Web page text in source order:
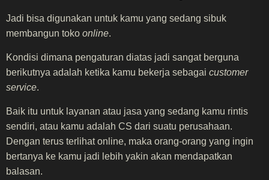
Jadi bisa digunakan untuk kamu yang sedang sibuk
membangun toko online.
Kondisi dimana pengaturan diatas jadi sangat berguna
berikutnya adalah ketika kamu bekerja sebagai customer
service.
Baik itu untuk layanan atau jasa yang sedang kamu rintis
sendiri, atau kamu adalah CS dari suatu perusahaan.
Dengan terus terlihat online, maka orang-orang yang ingin
bertanya ke kamu jadi lebih yakin akan mendapatkan
balasan.